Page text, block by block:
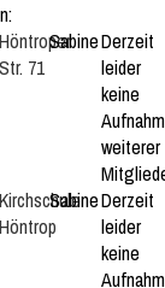
Höntroper
Str. 71
SabineDerzeit
leider
keine
weiterer
Kirchschule
Höntrop
SabineDerzeit
leider
keine